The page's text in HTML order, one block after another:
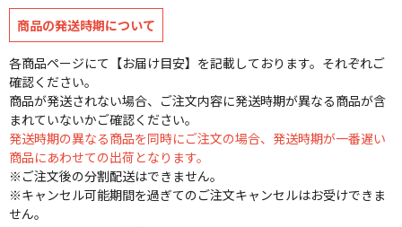
商品の発送時期について
各商品ページにて【お届け目安】を記載しております。それぞれご
確認ください。
商品が発送されない場合、ご注文内容に発送時期が異なる商品が含
まれていないかご確認ください。
発送時期の異なる商品を同時にご注文の場合、発送時期が一番遅い
商品にあわせての出荷となります。
※ご注文後の分割配送はできません。
※キャンセル可能期間を過ぎてのご注文キャンセルはお受けできま
せん。